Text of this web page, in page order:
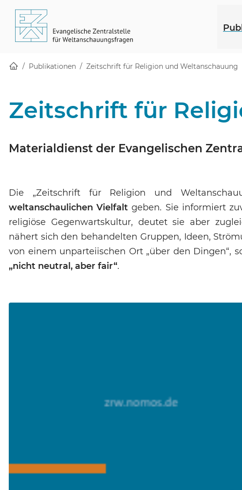
Skip to main content
Publikationen Zeitschrift für Religion und Weltanschauung
Zeitschrift für
Materialdienst der Evangelischen
Die „Zeitschrift für Religion und
weltanschaulichen Vielfalt geben. Sie informiert
religiöse Gegenwartskultur, deutet sie aber
nähert sich den behandelten Gruppen, Ideen,
von einem unparteiischen Ort „über den Dingen“,
„nicht neutral, aber fair“.
(öffnet in einem neuen Fenster)
(öffnet in einem neuen Fenster)
(öffnet in einem neuen Fenster)